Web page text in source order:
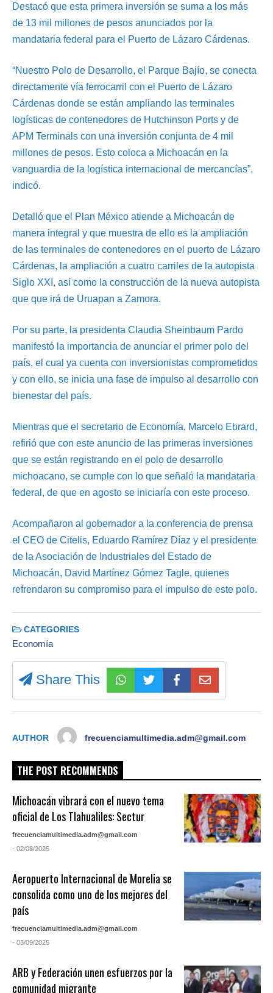
Destacó que esta primera inversión se suma a los más
de 13 mil millones de pesos anunciados por la
mandataria federal para el Puerto de Lázaro Cárdenas.
“Nuestro Polo de Desarrollo, el Parque Bajío, se conecta
directamente vía ferrocarril con el Puerto de Lázaro
Cárdenas donde se están ampliando las terminales
logísticas de contenedores de Hutchinson Ports y de
APM Terminals con una inversión conjunta de 4 mil
millones de pesos. Esto coloca a Michoacán en la
vanguardia de la logística internacional de mercancías”,
indicó.
Detalló que el Plan México atiende a Michoacán de
manera integral y que muestra de ello es la ampliación
de las terminales de contenedores en el puerto de Lázaro
Cárdenas, la ampliación a cuatro carriles de la autopista
Siglo XXI, así como la construcción de la nueva autopista
que que irá de Uruapan a Zamora.
Por su parte, la presidenta Claudia Sheinbaum Pardo
manifestó la importancia de anunciar el primer polo del
país, el cual ya cuenta con inversionistas comprometidos
y con ello, se inicia una fase de impulso al desarrollo con
bienestar del país.
Mientras que el secretario de Economía, Marcelo Ebrard,
refirió que con este anuncio de las primeras inversiones
que se están registrando en el polo de desarrollo
michoacano, se cumple con lo que señaló la mandataria
federal, de que en agosto se iniciaría con este proceso.
Acompañaron al gobernador a la conferencia de prensa
el CEO de Citelis, Eduardo Ramírez Díaz y el presidente
de la Asociación de Industriales del Estado de
Michoacán, David Martínez Gómez Tagle, quienes
refrendaron su compromiso para el impulso de este polo.
CATEGORIES
Economía
Share This
AUTHOR frecuenciamultimedia.adm@gmail.com
THE POST RECOMMENDS
Michoacán vibrará con el nuevo tema
oficial de Los Tlahualiles: Sectur
frecuenciamultimedia.adm@gmail.com
- 02/08/2025
Aeropuerto Internacional de Morelia se
consolida como uno de los mejores del
país
frecuenciamultimedia.adm@gmail.com
- 03/09/2025
ARB y Federación unen esfuerzos por la
comunidad migrante